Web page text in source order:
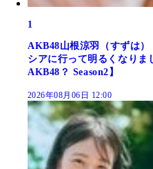
1
AKB48山根涼羽（すずは
シアに行って明るくなりま
AKB48？ Season2】
2026年08月06日 12:00